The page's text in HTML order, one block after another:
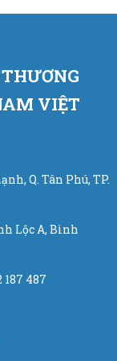
- Italia.
VIỆT
Q. Tân Phú, TP.
Lộc A, Bình
487